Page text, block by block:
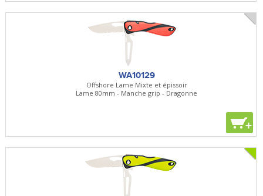
WA10129
Offshore Lame Mixte et épissoir
Lame 80mm - Manche grip - Dragonne
+